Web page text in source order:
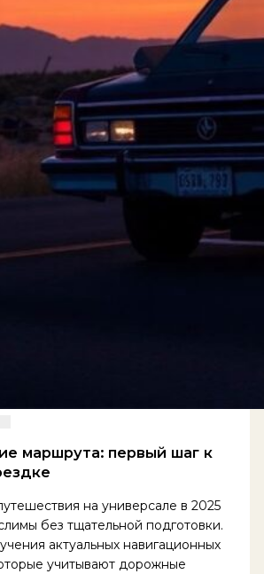
маршрута: первый шаг к
на универсале в 2025
без тщательной подготовки.
актуальных навигационных
учитывают дорожные